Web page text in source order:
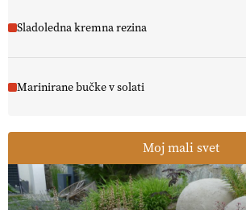
Sladoledna kremna rezina
Marinirane bučke v solati
Moj mali svet